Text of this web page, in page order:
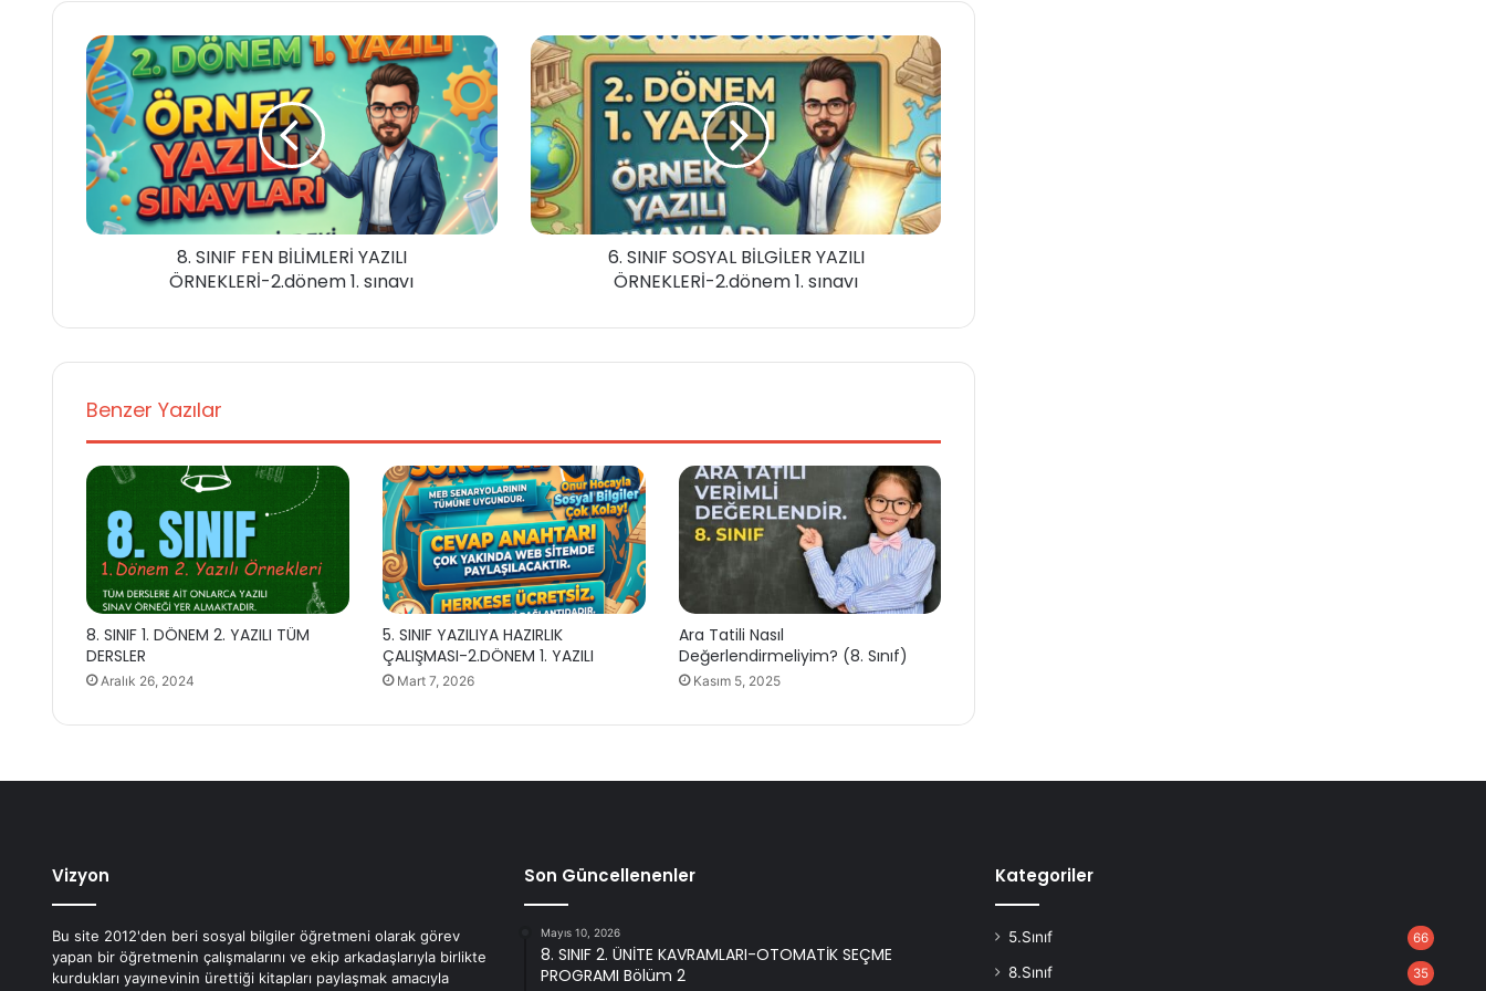
8. SINIF FEN BİLİMLERİ YAZILI
ÖRNEKLERİ-2.dönem 1. sınavı
6. SINIF SOSYAL BİLGİLER YAZILI
ÖRNEKLERİ-2.dönem 1. sınavı
Benzer Yazılar
8. SINIF 1. DÖNEM 2. YAZILI TÜM
DERSLER
Aralık 26, 2024
5. SINIF YAZILIYA HAZIRLIK
ÇALIŞMASI-2.DÖNEM 1. YAZILI
Mart 7, 2026
Ara Tatili Nasıl
Değerlendirmeliyim? (8. Sınıf)
Kasım 5, 2025
Vizyon
Bu site 2012'den beri sosyal bilgiler öğretmeni olarak görev
yapan bir öğretmenin çalışmalarını ve ekip arkadaşlarıyla birlikte
kurdukları yayınevinin ürettiği kitapları paylaşmak amacıyla
Son Güncellenenler
Mayıs 10, 2026
8. SINIF 2. ÜNİTE KAVRAMLARI-OTOMATİK SEÇME
PROGRAMI Bölüm 2
Kategoriler
5.Sınıf 66
8.Sınıf 35